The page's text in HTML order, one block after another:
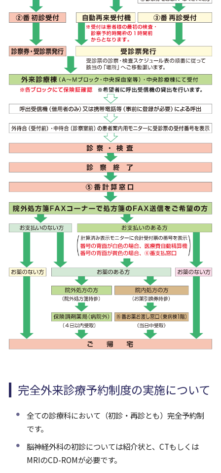
完全外来診療予約制度の実施について
全ての診療科において（初診・再診とも）完全予約制
です。
脳神経外科の初診については紹介状と、CTもしくは
MRIのCD-ROMが必要です。